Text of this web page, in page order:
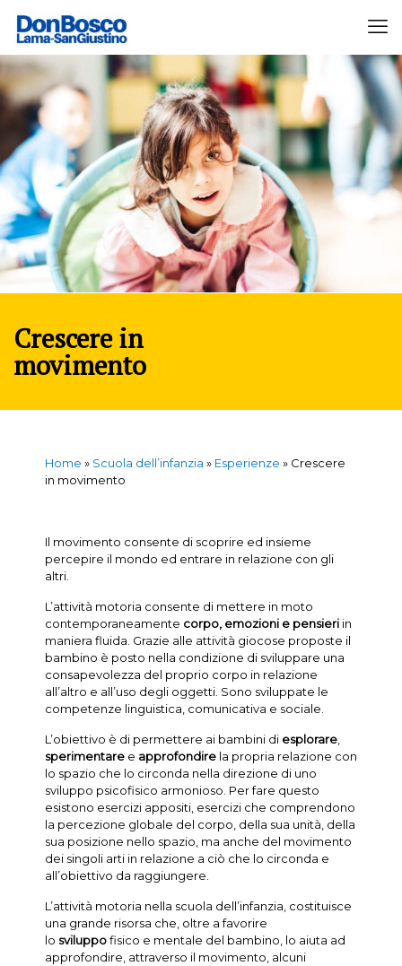
Crescere in
movimento
Home » Scuola dell’infanzia » Esperienze » Crescere
in movimento
Il movimento consente di scoprire ed insieme
percepire il mondo ed entrare in relazione con gli
altri.
L’attività motoria consente di mettere in moto
contemporaneamente corpo, emozioni e pensieriin
maniera fluida. Grazie alle attività giocose proposte il
bambino è posto nella condizione di sviluppare una
consapevolezza del proprio corpo in relazione
all’altro e all’uso degli oggetti. Sono sviluppate le
competenze linguistica, comunicativa e sociale.
L’obiettivo è di permettere ai bambini di esplorare,
sperimentaree approfondirela propria relazione con
lo spazio che lo circonda nella direzione di uno
sviluppo psicofisico armonioso. Per fare questo
esistono esercizi appositi, esercizi che comprendono
la percezione globale del corpo, della sua unità, della
sua posizione nello spazio, ma anche del movimento
dei singoli arti in relazione a ciò che lo circonda e
all’obiettivo da raggiungere.
L’attività motoria nella scuola dell’infanzia, costituisce
una grande risorsa che, oltre a favorire
lo sviluppofisico e mentale del bambino, lo aiuta ad
approfondire, attraverso il movimento, alcuni